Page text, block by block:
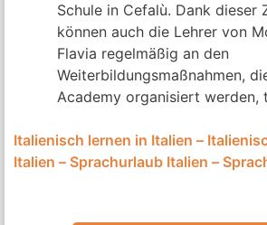
Schule in Cefalù. Dank dieser
können auch die Lehrer von
Flavia regelmäßig an den
Weiterbildungsmaßnahmen,
Academy organisiert werden,
Italienisch lernen in Italien –
Italien – Sprachurlaub Italien –